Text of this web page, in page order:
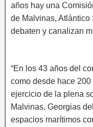
años hay una
de Malvinas, Atlántico
debaten y canalizan
“En los 43 años del
como desde hace 200
ejercicio de la plena
Malvinas, Georgias
espacios marítimos